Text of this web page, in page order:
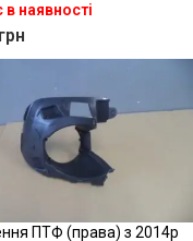
наявності
грн
ПТФ (права) з 2014р